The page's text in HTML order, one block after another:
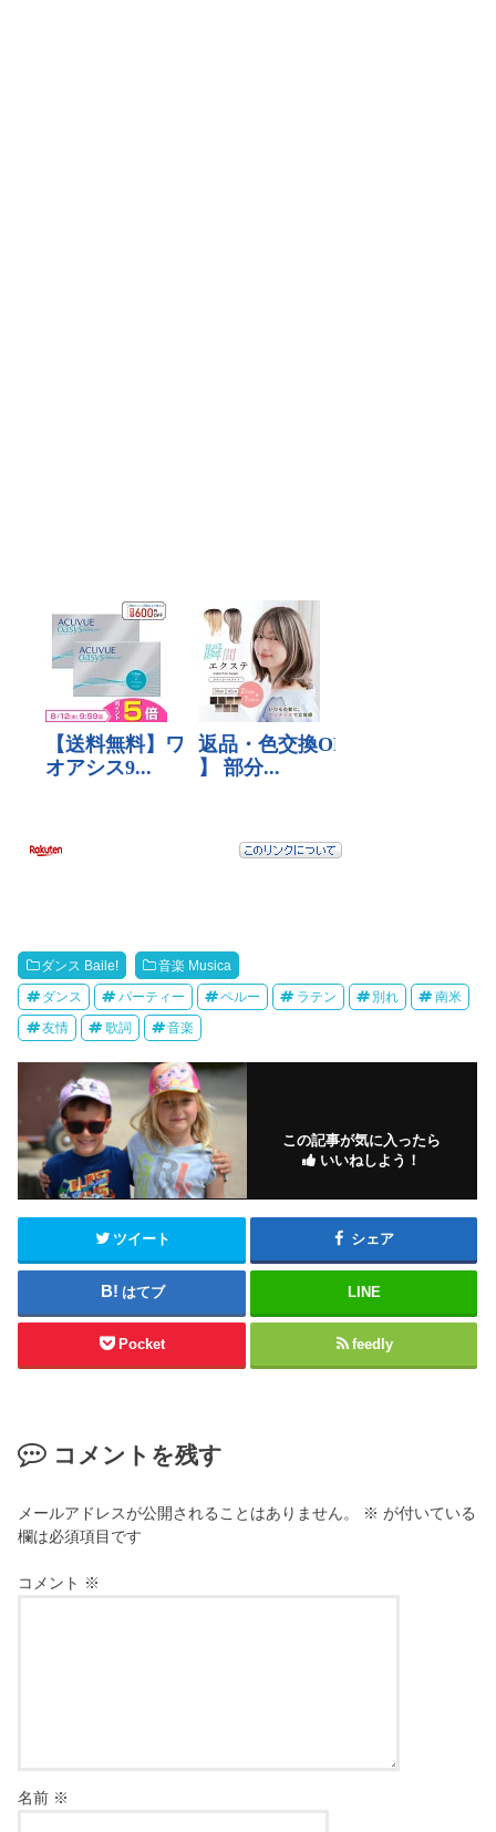
ダンス Baile! 音楽 Musica
ダンス パーティー ペルー ラテン 別れ 南米
友情 歌詞 音楽
この記事が気に入ったら
いいねしよう！
ツイート シェア
はてブ LINE
Pocket feedly
コメントを残す
メールアドレスが公開されることはありません。 ※ が付いている
欄は必須項目です
コメント ※
名前 ※